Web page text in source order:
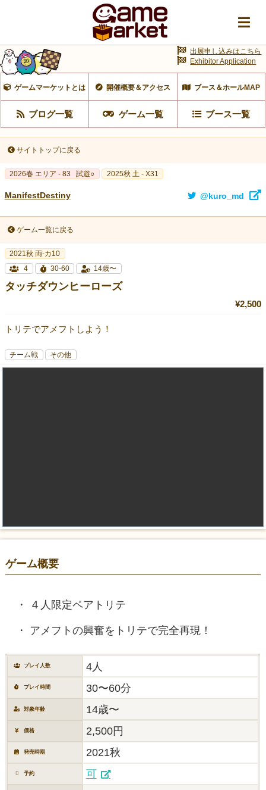
ゲームマーケットとは 開催概要＆アクセス ブース＆ホールMAP
ブログ一覧 ゲーム一覧 ブース一覧
出展申し込みはこちら
Exhibitor Application
サイトトップに戻る
2026春 エリア - 83 試遊○ 2025秋 土 - X31
ManifestDestiny @kuro_md
ゲーム一覧に戻る
2021秋 両-カ10
4
30-60 14歳〜
タッチダウンヒーローズ
¥2,500
トリテでアメフトしよう！
チーム戦 その他
ゲーム概要
４人限定ペアトリテ
アメフトの興奮をトリテで完全再現！
プレイ人数 4人
プレイ時間 30〜60分
対象年齢 14歳〜
価格 2,500円
発売時期 2021秋
予約 可